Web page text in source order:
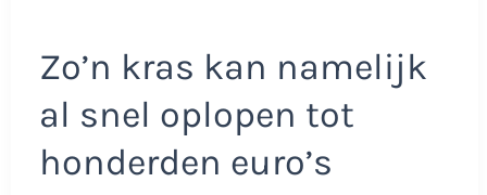
Zo’n kras kan namelijk
al snel oplopen tot
honderden euro’s